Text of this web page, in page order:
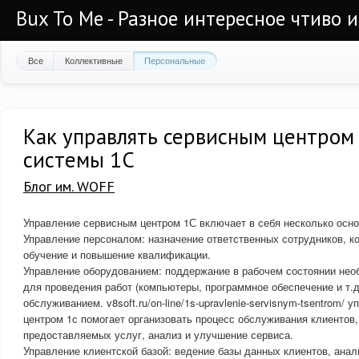
Bux To Me - Разное интересное чтиво
Все Коллективные Персональные
Как управлять сервисным
системы 1С
Блог им. WOFF
Управление сервисным центром 1С включает в себя несколько
Управление персоналом: назначение ответственных сотрудников,
обучение и повышение квалификации.
Управление оборудованием: поддержание в рабочем состоянии
для проведения работ (компьютеры, программное обеспечение и
обслуживанием. v8soft.ru/on-line/1s-upravlenie-servisnym-tsentrom/
центром 1с помогает организовать процесс обслуживания
предоставляемых услуг, анализ и улучшение сервиса.
Управление клиентской базой: ведение базы данных клиентов,